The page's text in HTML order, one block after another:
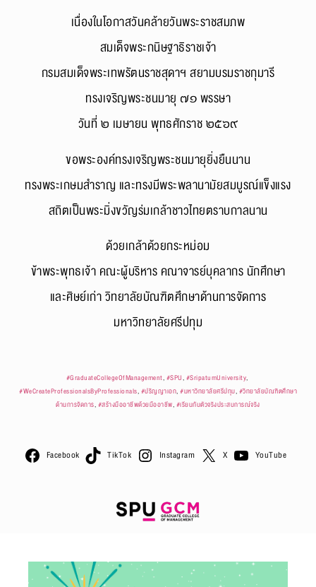
เนื่องในโอกาสวันคล้ายวันพระราชสมภพ
สมเด็จพระกนิษฐาธิราชเจ้า
กรมสมเด็จพระเทพรัตนราชสุดาฯ สยามบรมราชกุมารี
ทรงเจริญพระชนมายุ ๗๑ พรรษา
วันที่ ๒ เมษายน พุทธศักราช ๒๕๖๙
ขอพระองค์ทรงเจริญพระชนมายุยิ่งยืนนาน
ทรงพระเกษมสำราญ และทรงมีพระพลานามัยสมบูรณ์แข็งแรง
สถิตเป็นพระมิ่งขวัญร่มเกล้าชาวไทยตราบกาลนาน
ด้วยเกล้าด้วยกระหม่อม
ข้าพระพุทธเจ้า คณะผู้บริหาร คณาจารย์บุคลากร นักศึกษา
และศิษย์เก่า วิทยาลัยบัณฑิตศึกษาด้านการจัดการ
มหาวิทยาลัยศรีปทุม
#GraduateCollegeOfManagement, #SPU, #SripatumUniversity
#WeCreateProfessionalsByProfessionals, #ปริญญาเอก, #มหาวิทยาลัยศรีปทุม, #วิทยาลัยบัณฑิตศึกษา
ด้านการจัดการ, #สร้างมืออาชีพด้วยมืออาชีพ, #เรียนกับตัวจริงประสบการณ์จริง
Facebook TikTok Instagram X YouTube